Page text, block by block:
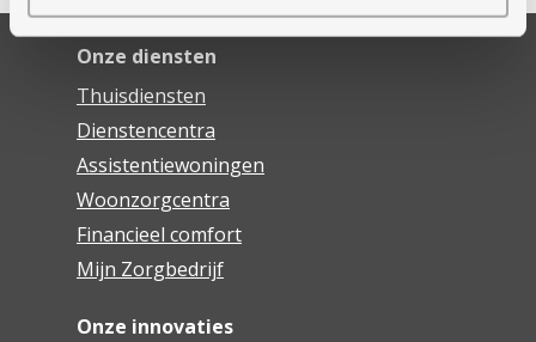
Onze diensten
Thuisdiensten
Dienstencentra
Assistentiewoningen
Woonzorgcentra
Financieel comfort
Mijn Zorgbedrijf
Onze innovaties